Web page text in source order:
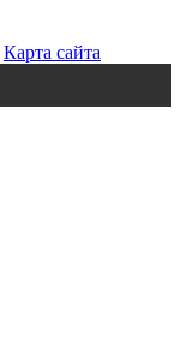
Карта сайта